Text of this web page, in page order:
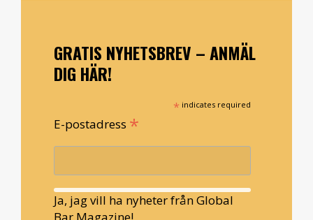
GRATIS NYHETSBREV – ANMÄL
DIG HÄR!
* indicates required
E-postadress *
Ja, jag vill ha nyheter från Global
Bar Magazine!